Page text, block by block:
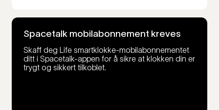
Spacetalk mobilabonnement kreves
Skaff deg Life smartklokke-mobilabonnementet
ditt i Spacetalk-appen for å sikre at klokken din er
trygt og sikkert tilkoblet.